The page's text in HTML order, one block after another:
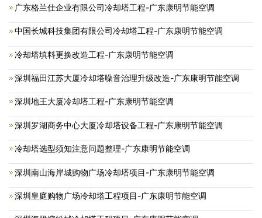
广东格兰仕企业有限公司冷却塔工程-广东康明节能空调
中国长城科技集团有限公司冷却塔工程-广东康明节能空调
冷却塔填料更换改造工程-广东康明节能空调
深圳福田江苏大厦冷却塔噪音治理升级改造-广东康明节能空调
深圳地王大厦冷却塔工程-广东康明节能空调
深圳罗湖商务中心大厦冷却塔设备工程-广东康明节能空调
冷却塔选型须知注意问题整理-广东康明节能空调
深圳南山海岸城购物广场冷却塔项目-广东康明节能空调
深圳皇庭购物广场冷却塔工程项目-广东康明节能空调